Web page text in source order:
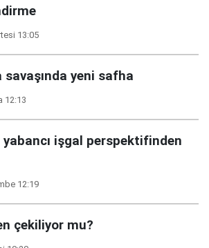
13:05
yeni safha
12:13
yabancı işgal perspektifinden
12:19
çekiliyor mu?